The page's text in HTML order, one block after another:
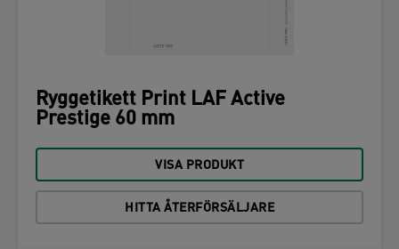
Ryggetikett Print LAF Active
Prestige 60 mm
VISA PRODUKT
HITTA ÅTERFÖRSÄLJARE